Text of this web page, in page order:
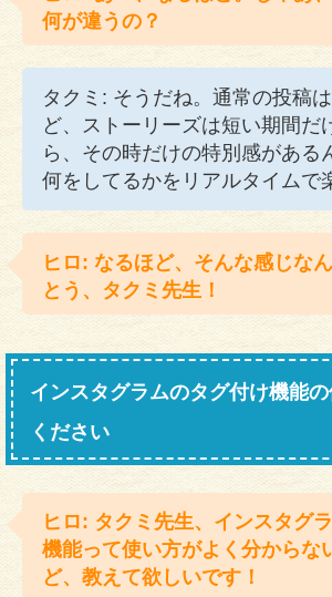
何が違うの？
タクミ: そうだね。通常の投稿
ど、ストーリーズは短い期間だ
ら、その時だけの特別感がある
何をしてるかをリアルタイムで
ヒロ: なるほど、そんな感じな
とう、タクミ先生！
インスタグラムのタグ付け機能
ください
ヒロ: タクミ先生、インスタグ
機能って使い方がよく分からな
ど、教えて欲しいです！